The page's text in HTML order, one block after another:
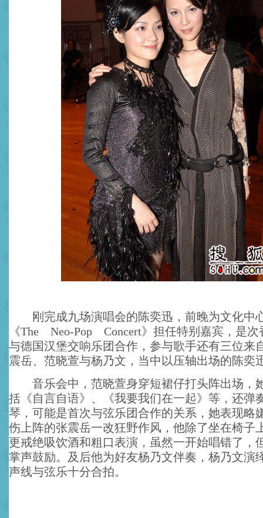
刚完成九场演唱会的陈奕迅，前晚为文化中
《The Neo-Pop Concert》担任特别嘉宾，是次
与德国汉堡交响乐团合作，参与歌手还有三位来
震岳、范晓萱与杨乃文，当中以压轴出场的陈奕
音乐会中，范晓萱身穿短裙仔打头阵出场，
括《自言自语》、《我要我们在一起》等，还弹
琴，可能是首次与弦乐团合作的关系，她表现略
伤上阵的张震岳一改狂野作风，他除了坐在椅子
更戒绝吸饮酒和粗口表演，虽然一开始唱错了，
掌声鼓励。及后他为好友杨乃文伴奏，杨乃文演
声线与弦乐十分合拍。